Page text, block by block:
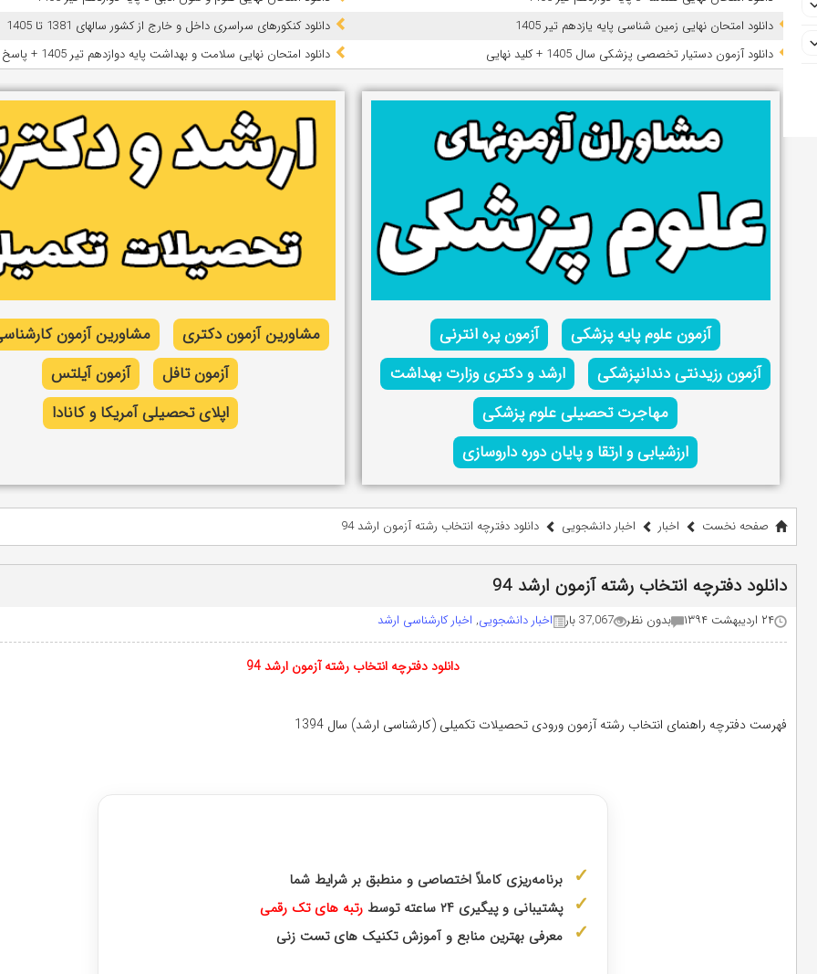
دانلود امتحان نهایی زمین شناسی پایه یازدهم تیر 1405
دانلود کنکورهای سراسری داخل و خارج از کشور سالهای 1381 تا 1405
دانلود آزمون دستیار تخصصی پزشکی سال 1405 + کلید نهایی
دانلود امتحان نهایی سلامت و بهداشت پایه دوازدهم تیر 1405 + پاسخ
آزمون علوم پایه پزشکی
آزمون پره انترنی
آزمون رزیدنتی دندانپزشکی
ارشد و دکتری وزارت بهداشت
مهاجرت تحصیلی علوم پزشکی
ارزشیابی و ارتقا و پایان دوره داروسازی
مشاورین آزمون دکتری
مشاورین آزمون
آزمون تافل
آزمون آیلتس
اپلای تحصیلی آمریکا و کانادا
صفحه نخست اخبار اخبار دانشجویی دانلود دفترچه انتخاب رشته آزمون ارشد 94
دانلود دفترچه انتخاب رشته آزمون ارشد 94
۲۴ اردیبهشت ۱۳۹۴ بدون نظر 37,067 بار اخبار دانشجویی, اخبار کارشناسی ارشد
دانلود دفترچه انتخاب رشته آزمون ارشد 94
فهرست دفترچه راهنمای انتخاب رشته آزمون ورودی تحصیلات تکمیلی (کارشناسی ارشد) سال 1394
برنامه‌ریزی کاملاً اختصاصی و منطبق بر شرایط شما
پشتیبانی و پیگیری ۲۴ ساعته توسط
رتبه‌ های تک رقمی
معرفی بهترین منابع و آموزش تکنیک های تست زنی